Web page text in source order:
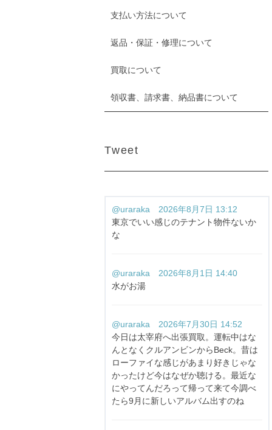
支払い方法について
返品・保証・修理について
買取について
領収書、請求書、納品書について
Tweet
@uraraka 2026年8月7日 13:12
東京でいい感じのテナント物件ないか
な
@uraraka 2026年8月1日 14:40
水がお湯
@uraraka 2026年7月30日 14:52
今日は太宰府へ出張買取。運転中はな
んとなくクルアンビンからBeck。昔は
ローファイな感じがあまり好きじゃな
かったけど今はなぜか聴ける。最近な
にやってんだろって帰って来て今調べ
たら9月に新しいアルバム出すのね